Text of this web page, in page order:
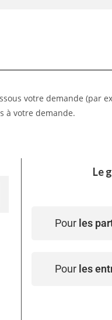
votre demande (par
à votre demande.
Le
Pour les
Pour les